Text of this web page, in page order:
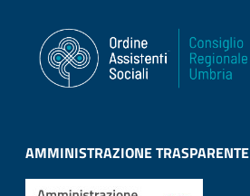
AMMINISTRAZIONE TRASPARENTE